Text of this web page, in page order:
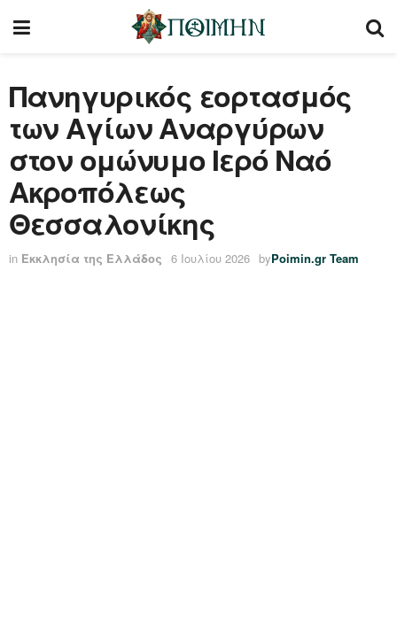
Πανηγυρικός εορτασμός
των Αγίων Αναργύρων
στον ομώνυμο Ιερό Ναό
Ακροπόλεως
Θεσσαλονίκης
in Εκκλησία της Ελλάδος 6 Ιουλίου 2026 byPoimin.gr Team